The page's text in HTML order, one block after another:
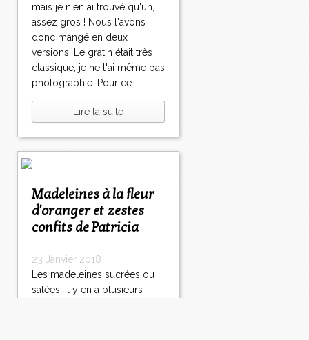
mais je n'en ai trouvé qu'un,
assez gros ! Nous l'avons
donc mangé en deux
versions. Le gratin était très
classique, je ne l'ai même pas
photographié. Pour ce...
Lire la suite
Madeleines à la fleur
d'oranger et zestes
confits de Patricia
23 Janvier 2018
Les madeleines sucrées ou
salées, il y en a plusieurs